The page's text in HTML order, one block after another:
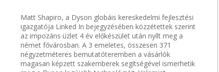
Matt Shapiro, a Dyson globáis kereskedelmi fejlesztési
igazgatója Linked In bejegyzésében közzétettek szerint
az impozáns üzlet 4 év előkészület után nyílt meg a
német fővárosban. A 3 emeletes, összesen 371
négyzetméteres bemutatóteremben a vásárlók
magasan képzett szakemberek segítségével ismerhetik